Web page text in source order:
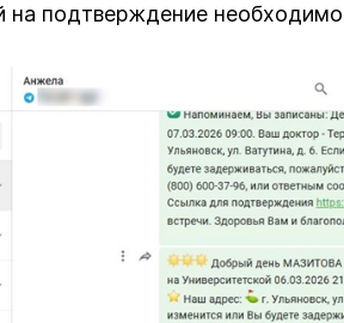
подтверждение необходимо